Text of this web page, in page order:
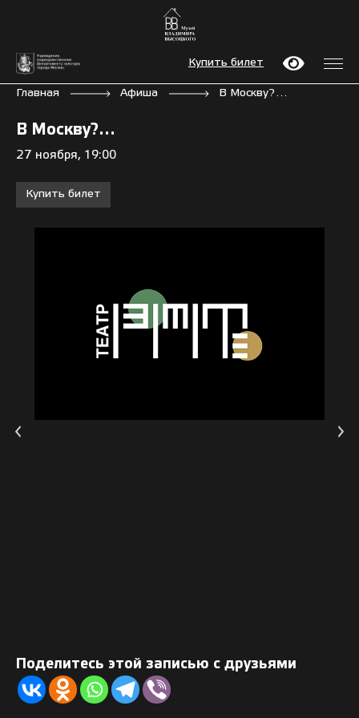
Купить билет
Главная Афиша В Москву?…
В Москву?…
27 ноября, 19:00
Купить билет
Поделитесь этой записью с друзьями